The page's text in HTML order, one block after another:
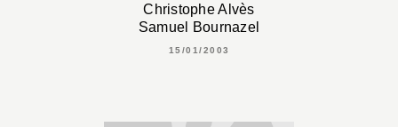
Christophe Alvès
Samuel Bournazel
15/01/2003